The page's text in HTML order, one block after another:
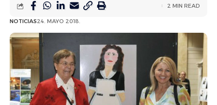
NOTICIAS24. MAYO 2018.
2 MIN READ